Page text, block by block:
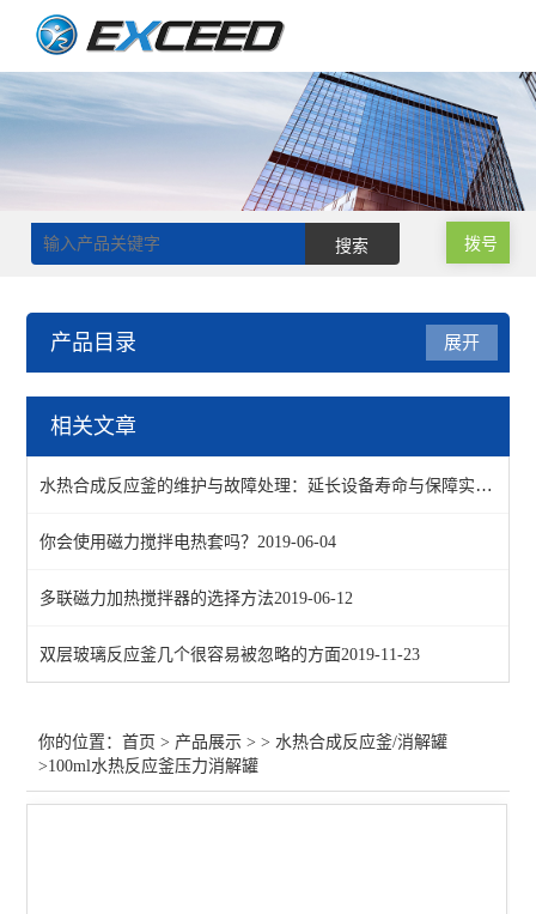
拨号
产品目录
水热合成反应釜/消解罐
查看全部 >>
展开
相关文章
水热合成反应釜的维护与故障处理：延长设备寿命与保障实验安全的关键措施
你会使用磁力搅拌电热套吗？ 2019-06-04
多联磁力加热搅拌器的选择方法2019-06-12
双层玻璃反应釜几个很容易被忽略的方面2019-11-23
你的位置：首页 > 产品展示 > >水热合成反应釜/消解罐
>100ml水热反应釜压力消解罐